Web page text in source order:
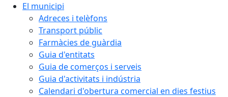
El municipi
Adreces i telèfons
Transport públic
Farmàcies de guàrdia
Guia d'entitats
Guia de comerços i serveis
Guia d'activitats i indústria
Calendari d'obertura comercial en dies festius